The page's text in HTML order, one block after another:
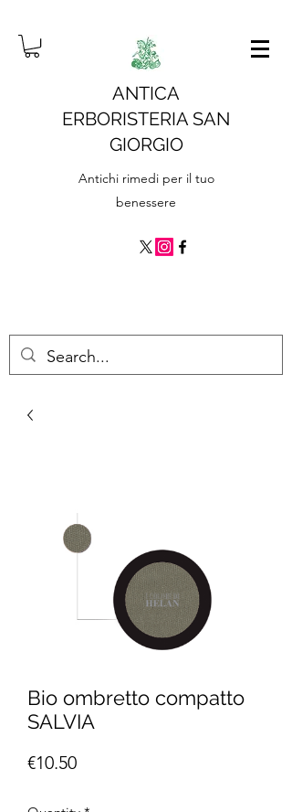
ANTICA
ERBORISTERIA SAN
GIORGIO
Antichi rimedi per il tuo
benessere
Bio ombretto compatto
SALVIA
€10.50Price